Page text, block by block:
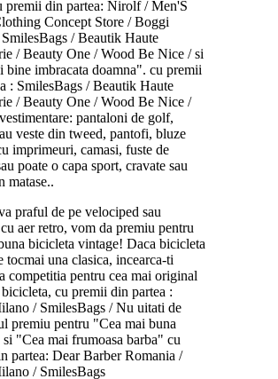
premii din partea: Nirolf / Men'S
Concept Store / Boggi
/ Beautik Haute
/ Beauty One / Wood Be Nice / si
bine imbracata doamna". cu premii
: SmilesBags / Beautik Haute
/ Beauty One / Wood Be Nice /
pantaloni de golf,
veste din tweed, pantofi, bluze
imprimeuri, camasi, fuste de
poate o capa sport, cravate sau
matase..
praful de pe velociped sau
aer retro, vom da premiu pentru
bicicleta vintage! Daca bicicleta
tocmai una clasica, incearca-ti
competitia pentru cea mai original
cu premii din partea :
/ SmilesBags / Nu uitati de
premiu pentru "Cea mai buna
si "Cea mai frumoasa barba" cu
partea: Dear Barber Romania /
/ SmilesBags